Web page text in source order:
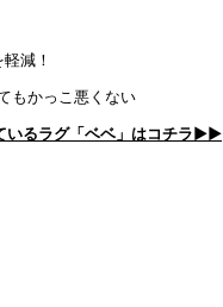
減！
もかっこ悪くない
いるラグ「ベベ」はコチラ▶▶